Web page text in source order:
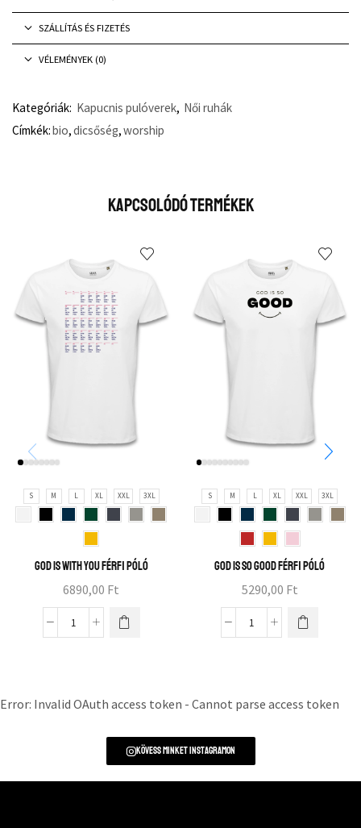
SZÁLLÍTÁS ÉS FIZETÉS
VÉLEMÉNYEK (0)
Kategóriák: Kapucnis pulóverek, Női ruhák
Címkék:bio,dicsőség,worship
Kapcsolódó Termékek
S M L XL XXL 3XL
God is with you férfi póló
6890,00 Ft
S M L XL XXL 3XL
God is so good férfi póló
5290,00 Ft
Error: Invalid OAuth access token - Cannot parse access token
Kövess minket instagramon